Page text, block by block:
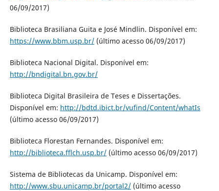
06/09/2017)
Biblioteca Brasiliana Guita e José Mindlin. Disponível em:
https://www.bbm.usp.br/(último acesso 06/09/2017)
Biblioteca Nacional Digital. Disponível em:
http://bndigital.bn.gov.br/
Biblioteca Digital Brasileira de Teses e Dissertações.
Disponível em: http://bdtd.ibict.br/vufind/Content/whatIs
(último acesso 06/09/2017)
Biblioteca Florestan Fernandes. Disponível em:
http://biblioteca.fflch.usp.br/(último acesso 06/09/2017)
Sistema de Bibliotecas da Unicamp. Disponível em:
http://www.sbu.unicamp.br/portal2/(último acesso